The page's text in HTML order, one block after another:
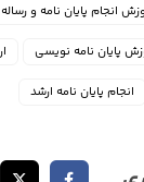
انجام پایان نامه و رساله
پایان نامه نویسی
انجام پایان نامه ارشد